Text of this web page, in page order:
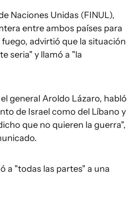
Naciones Unidas (FINUL),
entre ambos países para
advirtió que la situación
seria" y llamó a "la
general Aroldo Lázaro, habló
de Israel como del Líbano y
que no quieren la guerra",
a "todas las partes" a una